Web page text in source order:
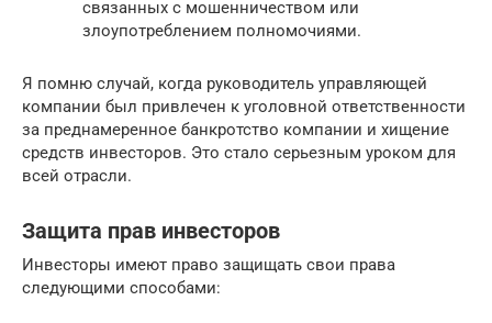
связанных с мошенничеством или
злоупотреблением полномочиями.
Я помню случай, когда руководитель управляющей
компании был привлечен к уголовной ответственности
за преднамеренное банкротство компании и хищение
средств инвесторов. Это стало серьезным уроком для
всей отрасли.
Защита прав инвесторов
Инвесторы имеют право защищать свои права
следующими способами: